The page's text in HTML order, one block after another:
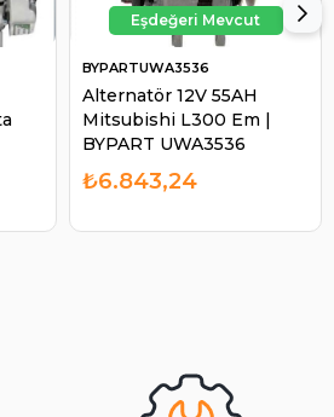
Alternatör 12V 55AH
Mitsubishi L300 Em |
BYPART UWA3536
BYPARTUWA3536
₺6.843,24